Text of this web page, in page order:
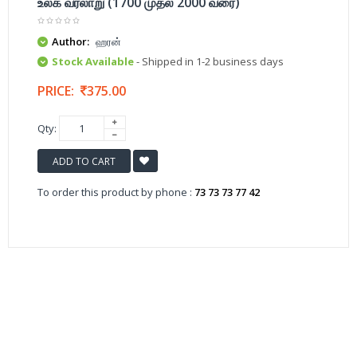
Author: ஹரன்
Stock Available- Shipped in 1-2 business days
PRICE: 375.00
Qty:
ADD TO CART
To order this product by phone : 73 73 73 77 42